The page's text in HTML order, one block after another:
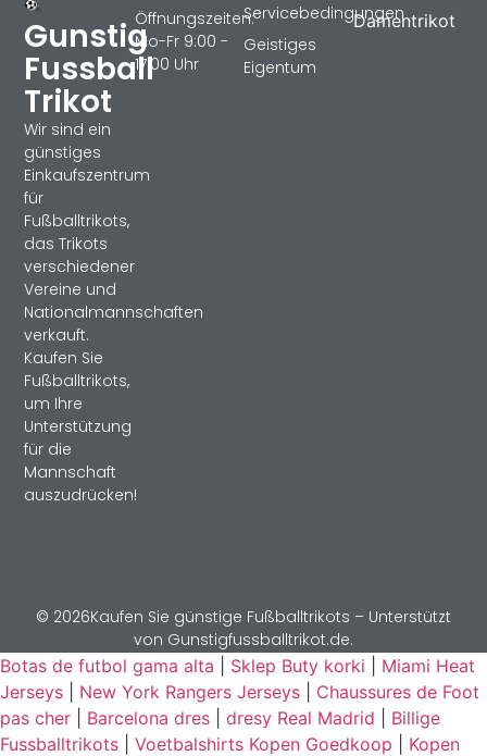
Gunstig
Fussball
Trikot
Wir sind ein
günstiges
Einkaufszentrum
für
Fußballtrikots,
das Trikots
verschiedener
Vereine und
Nationalmannschaften
verkauft.
Kaufen Sie
Fußballtrikots,
um Ihre
Unterstützung
für die
Mannschaft
auszudrücken!
Damentrikot
Servicebedingungen
Geistiges
Eigentum
Öffnungszeiten:
Mo-Fr 9:00 -
17:00 Uhr
© 2026Kaufen Sie günstige Fußballtrikots – Unterstützt
von Gunstigfussballtrikot.de.
Botas de futbol gama alta
Sklep Buty korki
Miami Heat
Jerseys
New York Rangers Jerseys
Chaussures de Foot
pas cher
Barcelona dres dresy Real Madrid
Billige
Fussballtrikots
Voetbalshirts Kopen Goedkoop Kopen